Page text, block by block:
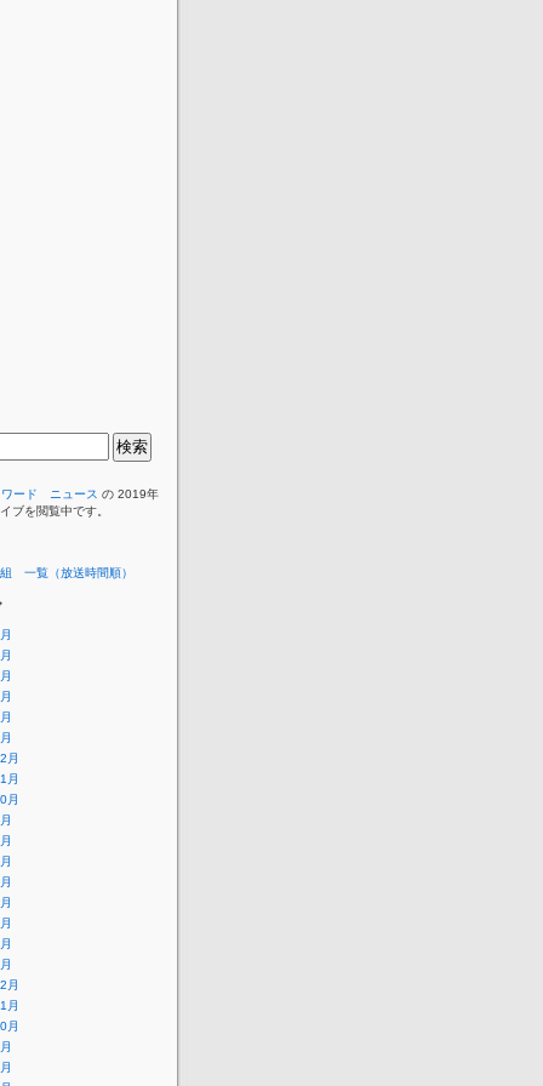
ワード ニュース の 2019年
ブを閲覧中です。
一覧（放送時間順）
月
月
月
月
月
月